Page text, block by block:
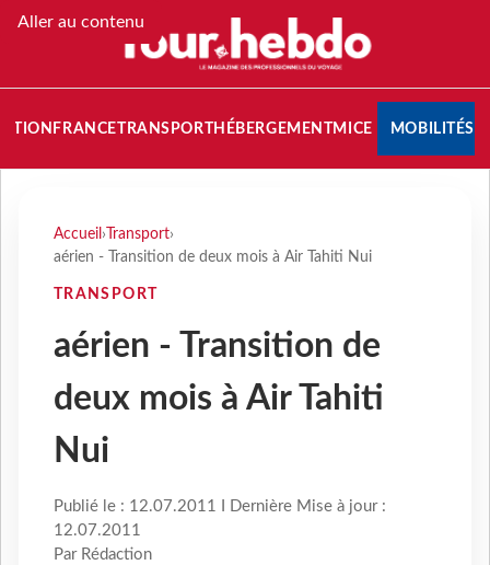
Aller au contenu
FRANCETRANSPORT HÉBERGEMENTMICE MOBILITÉS
Accueil › Transport›
aérien - Transition de deux mois à Air Tahiti Nui
TRANSPORT
aérien - Transition de
deux mois à Air Tahiti
Nui
Publié le : 12.07.2011 I Dernière Mise à jour :
12.07.2011
Par Rédaction